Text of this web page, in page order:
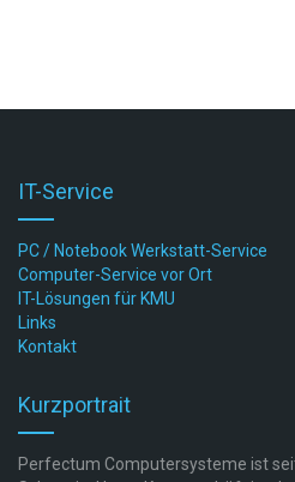
IT-Service
PC / Notebook Werkstatt-Service
Computer-Service vor Ort
IT-Lösungen für KMU
Links
Kontakt
Kurzportrait
Perfectum Computersysteme ist